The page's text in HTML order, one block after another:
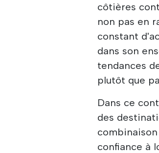
côtières
non pas en
constant
dans son
tendances
plutôt que
Dans ce
des
confiance à